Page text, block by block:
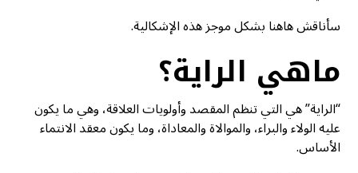
سأناقش هاهنا بشكل موجز هذه الإشكالية.
ماهي الراية؟
“الراية” هي التي تنظم المقصد وأولويات العلاقة، وهي ما يكون
عليه الولاء والبراء، والموالاة والمعاداة، وما يكون معقد الانتماء
الأساس.